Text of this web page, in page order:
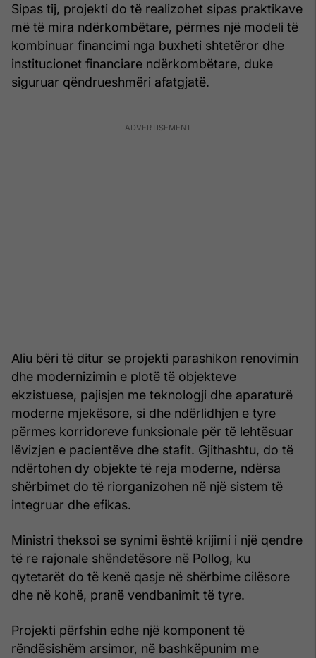
Sipas tij, projekti do të realizohet sipas praktikave
më të mira ndërkombëtare, përmes një modeli të
kombinuar financimi nga buxheti shtetëror dhe
institucionet financiare ndërkombëtare, duke
siguruar qëndrueshmëri afatgjatë.
Aliu bëri të ditur se projekti parashikon renovimin
dhe modernizimin e plotë të objekteve
ekzistuese, pajisjen me teknologji dhe aparaturë
moderne mjekësore, si dhe ndërlidhjen e tyre
përmes korridoreve funksionale për të lehtësuar
lëvizjen e pacientëve dhe stafit. Gjithashtu, do të
ndërtohen dy objekte të reja moderne, ndërsa
shërbimet do të riorganizohen në një sistem të
integruar dhe efikas.
Ministri theksoi se synimi është krijimi i një qendre
të re rajonale shëndetësore në Pollog, ku
qytetarët do të kenë qasje në shërbime cilësore
dhe në kohë, pranë vendbanimit të tyre.
Projekti përfshin edhe një komponent të
rëndësishëm arsimor, në bashkëpunim me